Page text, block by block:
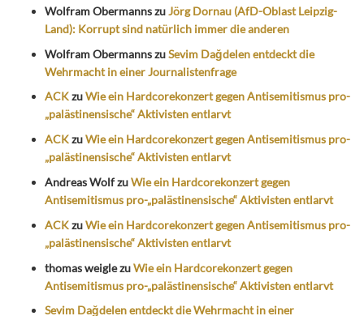
Wolfram ObermannszuJörg Dornau (AfD-Oblast Leipzig-
Land): Korrupt sind natürlich immer die anderen
Wolfram ObermannszuSevim Dağdelen entdeckt die
Wehrmacht in einer Journalistenfrage
ACKzuWie ein Hardcorekonzert gegen Antisemitismus pro-
„palästinensische“ Aktivisten entlarvt
ACKzuWie ein Hardcorekonzert gegen Antisemitismus pro-
„palästinensische“ Aktivisten entlarvt
Andreas WolfzuWie ein Hardcorekonzert gegen
Antisemitismus pro-„palästinensische“ Aktivisten entlarvt
ACKzuWie ein Hardcorekonzert gegen Antisemitismus pro-
„palästinensische“ Aktivisten entlarvt
thomas weiglezuWie ein Hardcorekonzert gegen
Antisemitismus pro-„palästinensische“ Aktivisten entlarvt
Sevim Dağdelen entdeckt die Wehrmacht in einer